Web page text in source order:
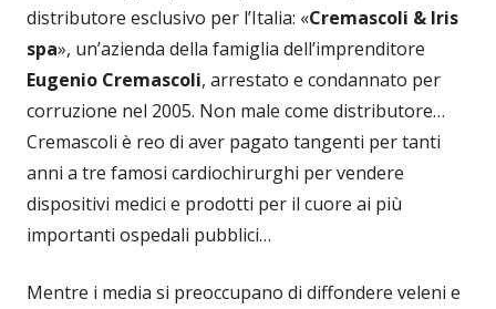
distributore esclusivo per l’Italia: «Cremascoli & Iris
spa», un’azienda della famiglia dell’imprenditore
Eugenio Cremascoli, arrestato e condannato per
corruzione nel 2005. Non male come distributore…
Cremascoli è reo di aver pagato tangenti per tanti
anni a tre famosi cardiochirurghi per vendere
dispositivi medici e prodotti per il cuore ai più
importanti ospedali pubblici…
Mentre i media si preoccupano di diffondere veleni e